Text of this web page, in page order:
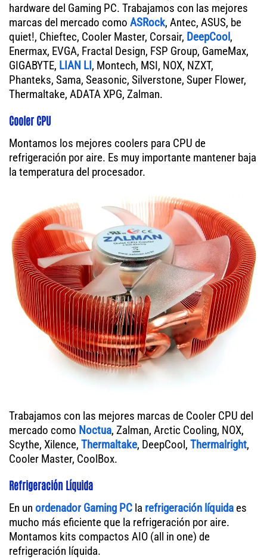
hardware del Gaming PC. Trabajamos con las mejores
marcas del mercado como ASRock, Antec, ASUS, be
quiet!, Chieftec, Cooler Master, Corsair, DeepCool,
Enermax, EVGA, Fractal Design, FSP Group, GameMax,
GIGABYTE, LIAN LI, Montech, MSI, NOX, NZXT,
Phanteks, Sama, Seasonic, Silverstone, Super Flower,
Thermaltake, ADATA XPG, Zalman.
Cooler CPU
Montamos los mejores coolers para CPU de
refrigeración por aire. Es muy importante mantener baja
la temperatura del procesador.
Trabajamos con las mejores marcas de Cooler CPU del
mercado como Noctua, Zalman, Arctic Cooling, NOX,
Scythe, Xilence, Thermaltake, DeepCool, Thermalright,
Cooler Master, CoolBox.
Refrigeración Líquida
En un ordenador Gaming PC la refrigeración líquida es
mucho más eficiente que la refrigeración por aire.
Montamos kits compactos AIO (all in one) de
refrigeración líquida.